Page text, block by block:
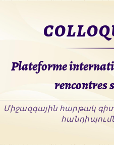
Plateforme
rencontres